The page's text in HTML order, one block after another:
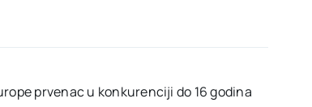
prvenac u konkurenciji do 16 godina